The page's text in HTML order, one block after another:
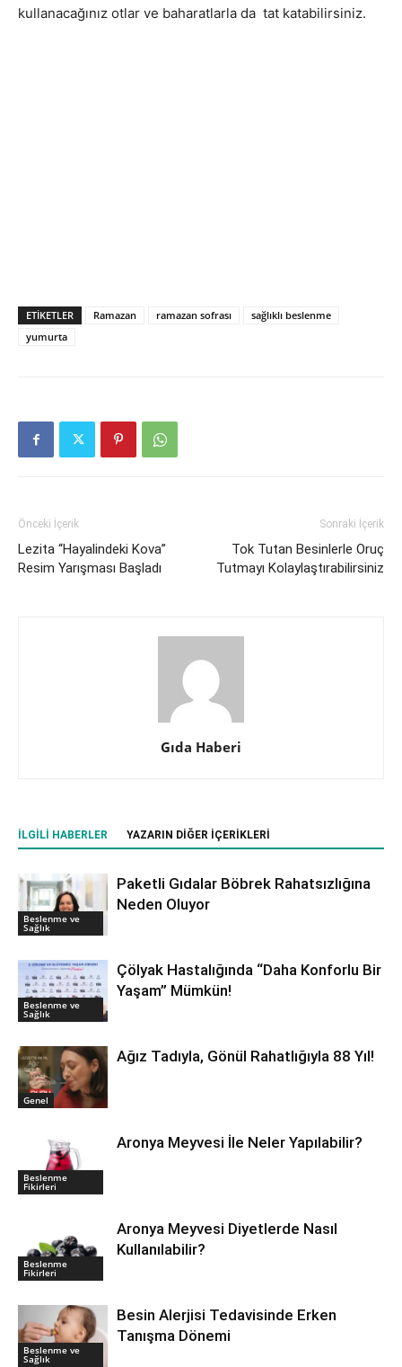
kullanacağınız otlar ve baharatlarla da tat katabilirsiniz.
ETIKETLER Ramazan ramazan sofrası
sağlıklı beslenme
yumurta
Önceki İçerik
Lezita “Hayalindeki Kova”
Resim Yarışması Başladı
Sonraki İçerik
Tok Tutan Besinlerle Oruç
Tutmayı Kolaylaştırabilirsiniz
Gıda Haberi
İLGILI HABERLER YAZARIN DIĞER İÇERIKLERI
Beslenme ve
Sağlık
Paketli Gıdalar Böbrek Rahatsızlığına
Neden Oluyor
Beslenme ve
Sağlık
Çölyak Hastalığında “Daha Konforlu Bir
Yaşam” Mümkün!
Genel
Ağız Tadıyla, Gönül Rahatlığıyla 88 Yıl!
Beslenme
Fikirleri
Aronya Meyvesi İle Neler Yapılabilir?
Beslenme
Fikirleri
Aronya Meyvesi Diyetlerde Nasıl
Kullanılabilir?
Beslenme ve
Sağlık
Besin Alerjisi Tedavisinde Erken
Tanışma Dönemi